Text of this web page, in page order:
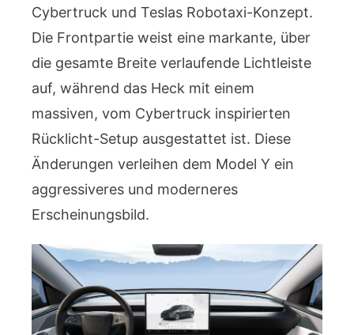
Cybertruck und Teslas Robotaxi-Konzept.
Die Frontpartie weist eine markante, über
die gesamte Breite verlaufende Lichtleiste
auf, während das Heck mit einem
massiven, vom Cybertruck inspirierten
Rücklicht-Setup ausgestattet ist. Diese
Änderungen verleihen dem Model Y ein
aggressiveres und moderneres
Erscheinungsbild.